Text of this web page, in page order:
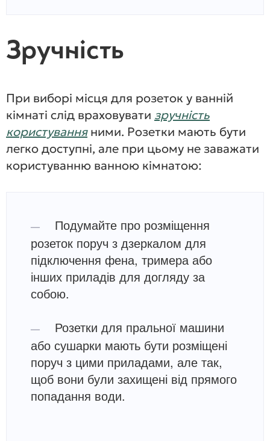
Зручність
При виборі місця для розеток у ванній
кімнаті слід враховувати зручність
користуванняними. Розетки мають бути
легко доступні, але при цьому не заважати
користуванню ванною кімнатою:
Подумайте про розміщення
розеток поруч з дзеркалом для
підключення фена, тримера або
інших приладів для догляду за
собою.
Розетки для пральної машини
або сушарки мають бути розміщені
поруч з цими приладами, але так,
щоб вони були захищені від прямого
попадання води.